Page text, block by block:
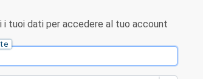
i tuoi dati per accedere al tuo account